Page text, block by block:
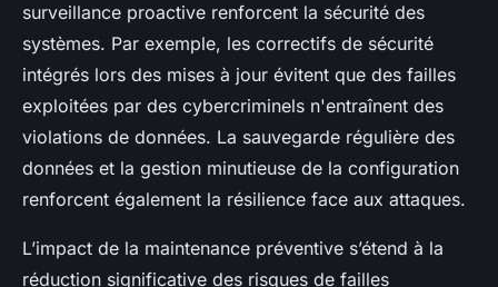
surveillance proactive renforcent la sécurité des
systèmes. Par exemple, les correctifs de sécurité
intégrés lors des mises à jour évitent que des failles
exploitées par des cybercriminels n'entraînent des
violations de données. La sauvegarde régulière des
données et la gestion minutieuse de la configuration
renforcent également la résilience face aux attaques.
L’impact de la maintenance préventive s’étend à la
réduction significative des risques de failles